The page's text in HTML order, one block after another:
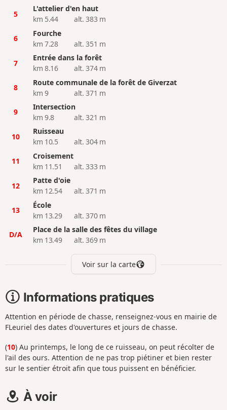
5
L'attelier d'en haut
km 5.44
alt. 383 m
6
Fourche
km 7.28
alt. 351 m
7
Entrée dans la forêt
km 8.16
alt. 374 m
8
Route communale de la forêt de Giverzat
km 9
alt. 371 m
9
Intersection
km 9.8
alt. 321 m
10
Ruisseau
km 10.5
alt. 304 m
11
Croisement
km 11.51
alt. 333 m
12
Patte d'oie
km 12.54
alt. 371 m
13
École
km 13.29
alt. 370 m
D/A
Place de la salle des fêtes du village
km 13.49
alt. 369 m
Voir sur la carte
Informations pratiques
Attention en période de chasse, renseignez-vous en mairie de
FLeuriel des dates d'ouvertures et jours de chasse.
(10) Au printemps, le long de ce ruisseau, on peut récolter de
l'ail des ours. Attention de ne pas trop piétiner et bien rester
sur le sentier étroit afin que tous puissent en bénéficier.
À voir